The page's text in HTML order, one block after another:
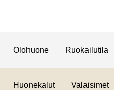
Olohuone Ruokailutila
Huonekalut Valaisimet